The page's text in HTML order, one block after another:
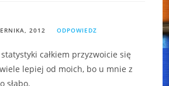
2012 ODPOWIEDZ
całkiem przyzwoicie się
lepiej od moich, bo u mnie z
słabo.